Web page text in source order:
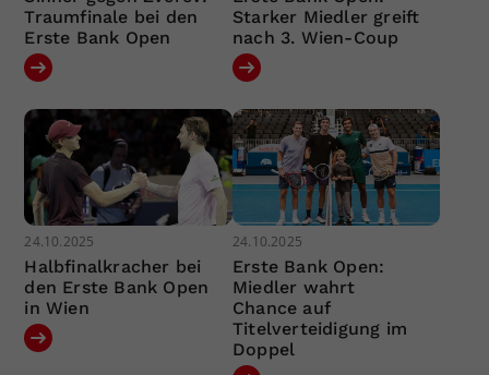
Traumfinale bei den
Erste Bank Open
Starker Miedler greift
nach 3. Wien-Coup
24.10.2025
Halbfinalkracher bei
den Erste Bank Open
in Wien
24.10.2025
Erste Bank Open:
Miedler wahrt
Chance auf
Titelverteidigung im
Doppel